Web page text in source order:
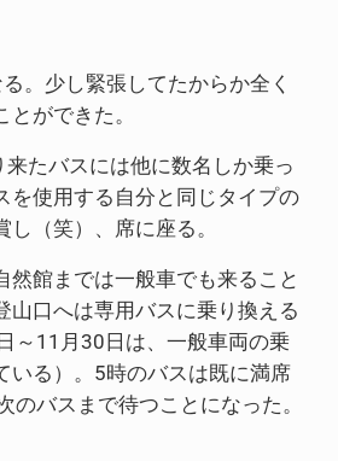
。少し緊張してたからか全く
ができた。
たバスには他に数名しか乗っ
を使用する自分と同じタイプの
し（笑）、席に座る。
然館までは一般車でも来ること
山口へは専用バスに乗り換える
～11月30日は、一般車両の乗
いる）。5時のバスは既に満席
のバスまで待つことになった。